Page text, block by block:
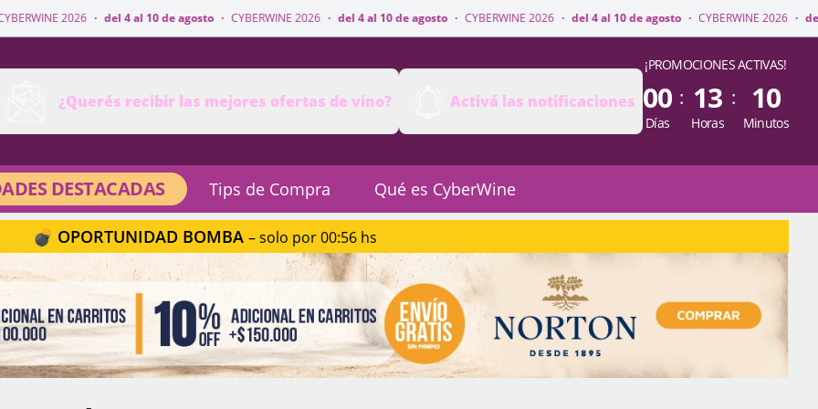
· del 4 al 10 de agosto · CYBERWINE 2026 · del 4 al 10 de agosto · CYBERWINE 2026 · del 4 al 10 de agosto · CYBERWINE 2026 · del 4 al 10 de
¿Querés recibir las mejores ofertas de vino?
Activá las notificaciones
¡PROMOCIONES ACTIVAS!
00
Días
: 13
Horas
: 10
Minutos
DESTACADAS Tips de Compra Qué es CyberWine
💣 OPORTUNIDAD BOMBA – solo por 00:56 hs